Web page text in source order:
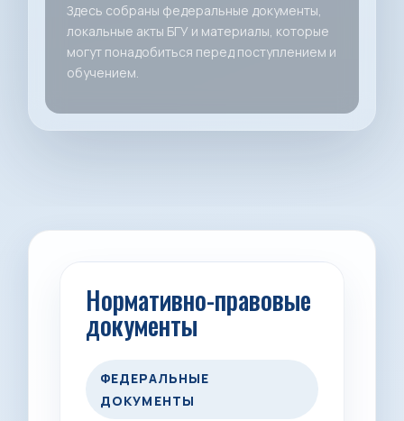
Здесь собраны федеральные документы,
локальные акты БГУ и материалы, которые
могут понадобиться перед поступлением и
обучением.
Нормативно-правовые
документы
ФЕДЕРАЛЬНЫЕ
ДОКУМЕНТЫ